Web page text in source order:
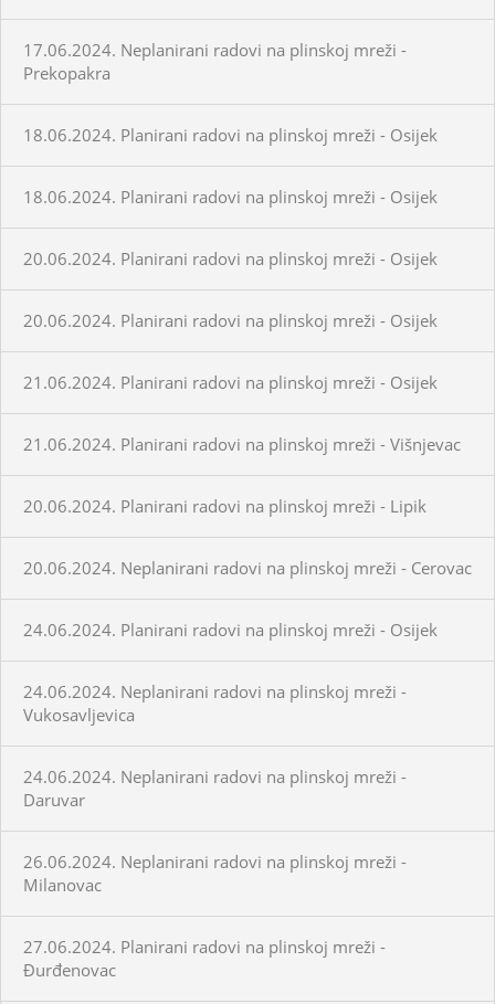
17.06.2024. Neplanirani radovi na plinskoj mreži -
Prekopakra
18.06.2024. Planirani radovi na plinskoj mreži - Osijek
18.06.2024. Planirani radovi na plinskoj mreži - Osijek
20.06.2024. Planirani radovi na plinskoj mreži - Osijek
20.06.2024. Planirani radovi na plinskoj mreži - Osijek
21.06.2024. Planirani radovi na plinskoj mreži - Osijek
21.06.2024. Planirani radovi na plinskoj mreži - Višnjevac
20.06.2024. Planirani radovi na plinskoj mreži - Lipik
20.06.2024. Neplanirani radovi na plinskoj mreži - Cerovac
24.06.2024. Planirani radovi na plinskoj mreži - Osijek
24.06.2024. Neplanirani radovi na plinskoj mreži -
Vukosavljevica
24.06.2024. Neplanirani radovi na plinskoj mreži -
Daruvar
26.06.2024. Neplanirani radovi na plinskoj mreži -
Milanovac
27.06.2024. Planirani radovi na plinskoj mreži -
Đurđenovac